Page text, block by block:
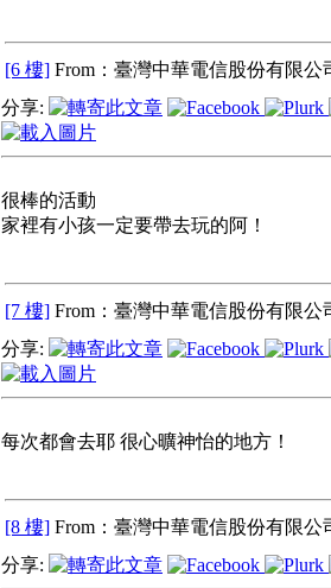
[6 樓] From：臺灣中華電信股份有限公
分享:
很棒的活動
家裡有小孩一定要帶去玩的阿！
[7 樓] From：臺灣中華電信股份有限公
分享:
每次都會去耶 很心曠神怡的地方！
[8 樓] From：臺灣中華電信股份有限公
分享: